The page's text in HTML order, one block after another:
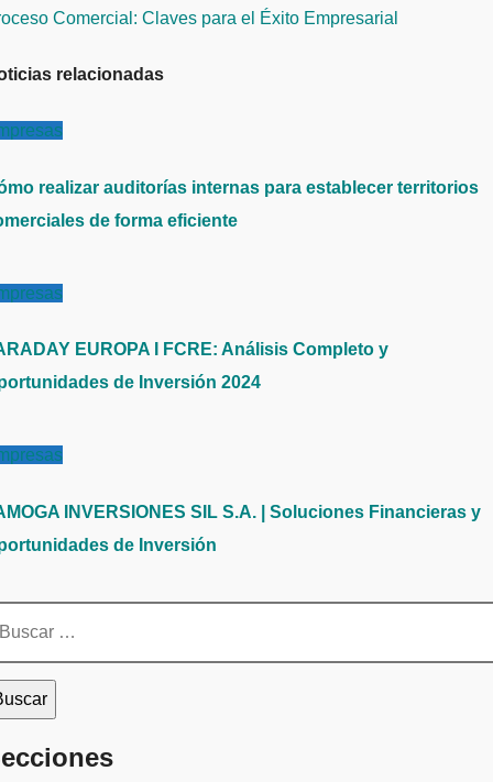
Comercial: Claves para el Éxito Empresarial
relacionadas
realizar auditorías internas para establecer territorios
de forma eficiente
EUROPA I FCRE: Análisis Completo y
de Inversión 2024
INVERSIONES SIL S.A. | Soluciones Financieras y
de Inversión